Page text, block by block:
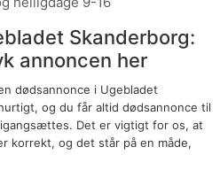
Skanderborg:
annoncen her
dødsannonce i Ugebladet
og du får altid dødsannonce til
Det er vigtigt for os, at
korrekt, og det står på en måde,